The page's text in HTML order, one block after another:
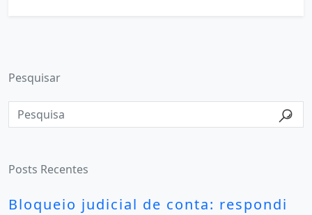
Pesquisar
Posts Recentes
Bloqueio judicial de conta: respondi